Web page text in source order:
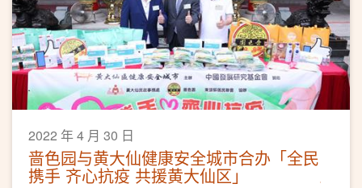
2022 年 4 月 30 日
啬色园与黄大仙健康安全城市合办「全民
携手 齐心抗疫 共援黄大仙区」